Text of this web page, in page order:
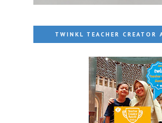
TWINKL TEACHER CREATOR